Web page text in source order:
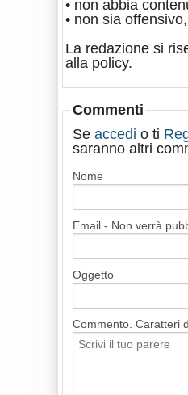
• non abbia
• non sia
La redazione si
alla policy.
Commenti
Se accedi o ti
saranno altri
Nome
Email - Non verrà
Oggetto
Commento. Caratteri